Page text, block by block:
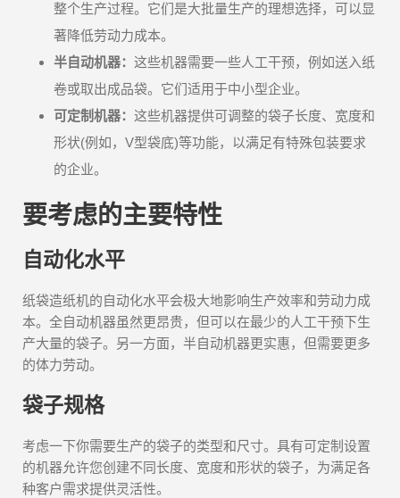
整个生产过程。它们是大批量生产的理想选择，可以显
著降低劳动力成本。
半自动机器： 这些机器需要一些人工干预，例如送入纸
卷或取出成品袋。它们适用于中小型企业。
可定制机器： 这些机器提供可调整的袋子长度、宽度和
形状(例如，V型袋底)等功能，以满足有特殊包装要求
的企业。
要考虑的主要特性
自动化水平
纸袋造纸机的自动化水平会极大地影响生产效率和劳动力成
本。全自动机器虽然更昂贵，但可以在最少的人工干预下生
产大量的袋子。另一方面，半自动机器更实惠，但需要更多
的体力劳动。
袋子规格
考虑一下你需要生产的袋子的类型和尺寸。具有可定制设置
的机器允许您创建不同长度、宽度和形状的袋子，为满足各
种客户需求提供灵活性。